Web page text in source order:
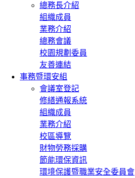
總務長介紹
組織成員
業務介紹
總務會議
校園規劃委員
友善連結
事務暨環安組
會議室登記
修繕通報系統
組織成員
業務介紹
校區導覽
財物勞務採購
節能環保資訊
環境保護暨職業安全委員會